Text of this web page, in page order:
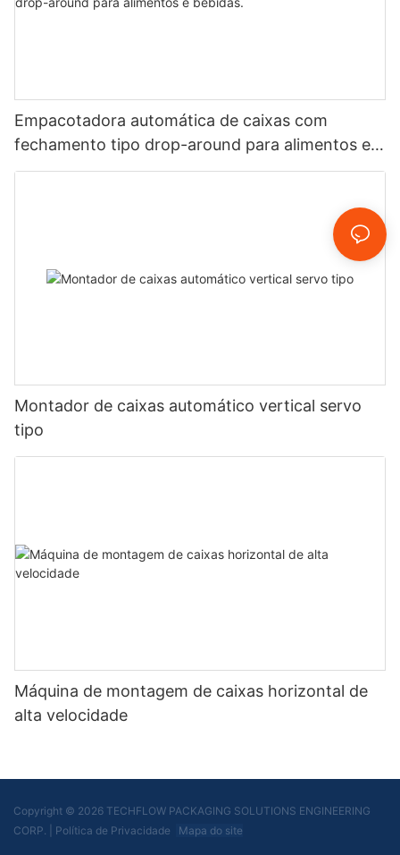
Empacotadora automática de caixas com
fechamento tipo drop-around para alimentos e
bebidas.
Montador de caixas automático vertical servo
tipo
Máquina de montagem de caixas horizontal de
alta velocidade
Copyright © 2026 TECHFLOW PACKAGING SOLUTIONS ENGINEERING
CORP.
Política de Privacidade Mapa do site